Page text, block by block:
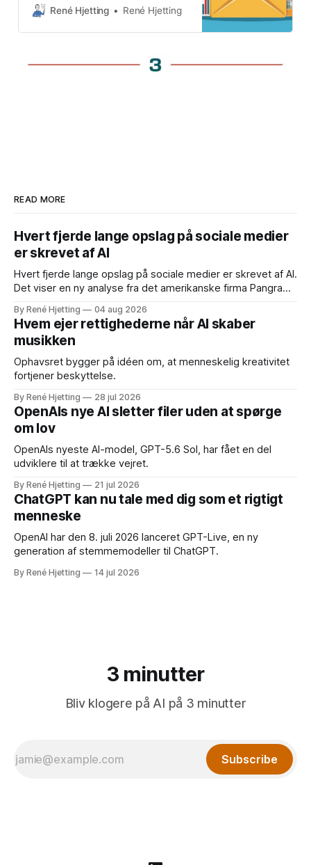
starter fra absolut nul i dag.
René Hjetting René Hjetting
READ MORE
Hvert fjerde lange opslag på sociale medier
er skrevet af AI
Hvert fjerde lange opslag på sociale medier er skrevet af AI.
Det viser en ny analyse fra det amerikanske firma Pangram,
X/Twitter, Reddit, Medium og Substack siden april 2026.
By René Hjetting 04 aug 2026
Hvem ejer rettighederne når AI skaber
musikken
Ophavsret bygger på idéen om, at menneskelig kreativitet
fortjener beskyttelse.
By René Hjetting 28 jul 2026
OpenAIs nye AI sletter filer uden at spørge
om lov
OpenAIs nyeste AI-model, GPT-5.6 Sol, har fået en del
udviklere til at trække vejret.
By René Hjetting 21 jul 2026
ChatGPT kan nu tale med dig som et rigtigt
menneske
OpenAI har den 8. juli 2026 lanceret GPT-Live, en ny
generation af stemmemodeller til ChatGPT.
By René Hjetting 14 jul 2026
3 minutter
Bliv klogere på AI på 3 minutter
Subscribe